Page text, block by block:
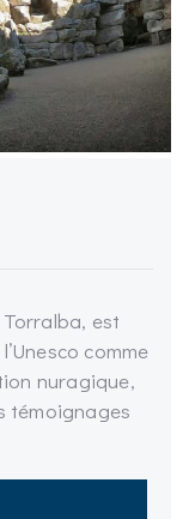
est
comme
nuragique,
témoignages